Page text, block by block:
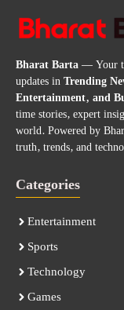
Bharat Barta— Your
updates inTrending
Entertainment, and
time stories, expert
world. Powered by
truth, trends, and
Categories
Entertainment
Sports
Technology
Games